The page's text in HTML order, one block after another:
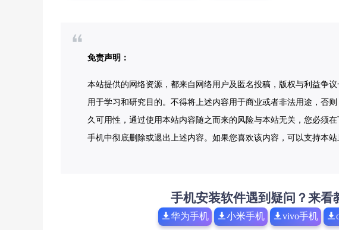
免责声明：
本站提供的网络资源，都来自网络用户及匿名投稿，版权与利益争
用于学习和研究目的。不得将上述内容用于商业或者非法用途，否
久可用性，通过使用本站内容随之而来的风险与本站无关，您必须
手机中彻底删除或退出上述内容。如果您喜欢该内容，可以支持本站
手机安装软件遇到疑问？来看
华为手机 小米手机 vivo手机